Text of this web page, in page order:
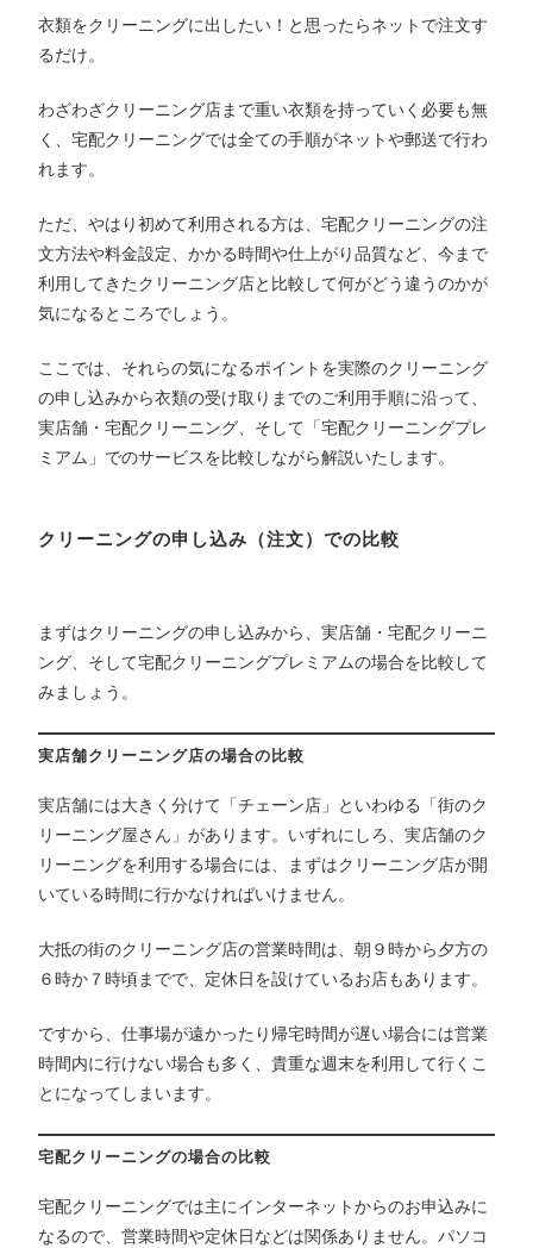
衣類をクリーニングに出したい！と思ったらネットで注文す
るだけ。
わざわざクリーニング店まで重い衣類を持っていく必要も無
く、宅配クリーニングでは全ての手順がネットや郵送で行わ
れます。
ただ、やはり初めて利用される方は、宅配クリーニングの注
文方法や料金設定、かかる時間や仕上がり品質など、今まで
利用してきたクリーニング店と比較して何がどう違うのかが
気になるところでしょう。
ここでは、それらの気になるポイントを実際のクリーニング
の申し込みから衣類の受け取りまでのご利用手順に沿って、
実店舗・宅配クリーニング、そして「宅配クリーニングプレ
ミアム」でのサービスを比較しながら解説いたします。
クリーニングの申し込み（注文）での比較
まずはクリーニングの申し込みから、実店舗・宅配クリーニ
ング、そして宅配クリーニングプレミアムの場合を比較して
みましょう。
実店舗クリーニング店の場合の比較
実店舗には大きく分けて「チェーン店」といわゆる「街のク
リーニング屋さん」があります。いずれにしろ、実店舗のク
リーニングを利用する場合には、まずはクリーニング店が開
いている時間に行かなければいけません。
大抵の街のクリーニング店の営業時間は、朝９時から夕方の
６時か７時頃までで、定休日を設けているお店もあります。
ですから、仕事場が遠かったり帰宅時間が遅い場合には営業
時間内に行けない場合も多く、貴重な週末を利用して行くこ
とになってしまいます。
宅配クリーニングの場合の比較
宅配クリーニングでは主にインターネットからのお申込みに
なるので、営業時間や定休日などは関係ありません。パソコ